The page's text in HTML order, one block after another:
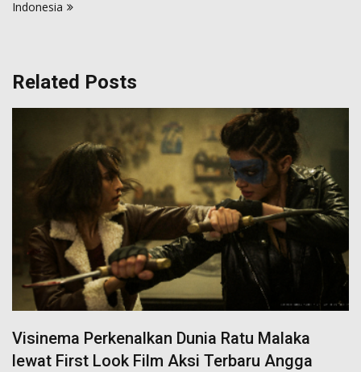
Indonesia
Related Posts
Visinema Perkenalkan Dunia Ratu Malaka
lewat First Look Film Aksi Terbaru Angga